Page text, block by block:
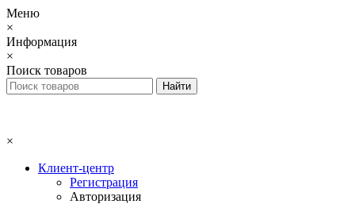
Меню
×
Информация
×
Поиск товаров
×
Клиент-центр
Регистрация
Авторизация